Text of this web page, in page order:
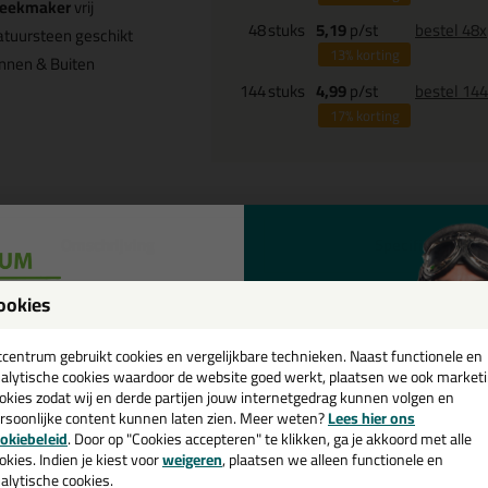
vrij
geschikt
& Buiten
48stuks 5,19p/st
13%korting
bestel 48x
144stuks 4,99p/st
17%korting
bestel
Specificaties
Hybrifix 302 290ml in Wit
je kit in een specifieke kleur? Gevonden! Deze lijmkit Zwaluw
toepassingen. Een duurzame en veelzijdige kit welke
met gegarandeerd een topresultaat. Bestel de Zwaluw Hybrifix
besteld = morgen in huis.
je meer weten over de toepassing en kenmerken van dit product?
gebruikt cookies en vergelijkbare technieken. Naast functionele en
cookies waardoor de website goed werkt, plaatsen we ook
zodat wij en derde partijen jouw internetgedrag kunnen volgen en
content kunnen laten zien. Meer weten?Lees hier ons
. Door op "Cookies accepteren" te klikken, ga je akkoord met alle
Indien je kiest voorweigeren, plaatsen we alleen functionele en
cookies.
💚
en ontvang een
€35,-bij je eerste bestelling!